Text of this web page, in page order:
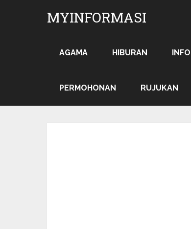
MYINFORMASI
AGAMA HIBURAN
PERMOHONAN RUJUKAN